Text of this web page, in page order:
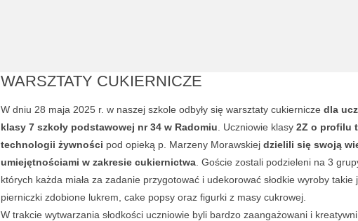
WARSZTATY CUKIERNICZE
W dniu 28 maja 2025 r. w naszej szkole odbyły się warsztaty cukiernicze dla
klasy 7 szkoły podstawowej nr 34 w Radomiu . Uczniowie klasy 2Z o profilu
technologii żywności pod opieką p. Marzeny Morawskiej dzielili się swoją
umiejętnościami w zakresie cukiernictwa . Goście zostali podzieleni na 3
których każda miała za zadanie przygotować i udekorować słodkie wyroby takie
pierniczki zdobione lukrem, cake popsy oraz figurki z masy cukrowej.
W trakcie wytwarzania słodkości uczniowie byli bardzo zaangażowani i